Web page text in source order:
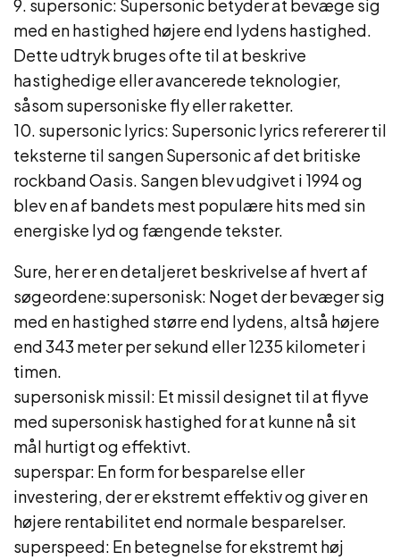
9. supersonic: Supersonic betyder at bevæge sig
med en hastighed højere end lydens hastighed.
Dette udtryk bruges ofte til at beskrive
hastighedige eller avancerede teknologier,
såsom supersoniske fly eller raketter.
10. supersonic lyrics: Supersonic lyrics refererer til
teksterne til sangen Supersonic af det britiske
rockband Oasis. Sangen blev udgivet i 1994 og
blev en af bandets mest populære hits med sin
energiske lyd og fængende tekster.
Sure, her er en detaljeret beskrivelse af hvert af
søgeordene:supersonisk: Noget der bevæger sig
med en hastighed større end lydens, altså højere
end 343 meter per sekund eller 1235 kilometer i
timen.
supersonisk missil: Et missil designet til at flyve
med supersonisk hastighed for at kunne nå sit
mål hurtigt og effektivt.
superspar: En form for besparelse eller
investering, der er ekstremt effektiv og giver en
højere rentabilitet end normale besparelser.
superspeed: En betegnelse for ekstremt høj